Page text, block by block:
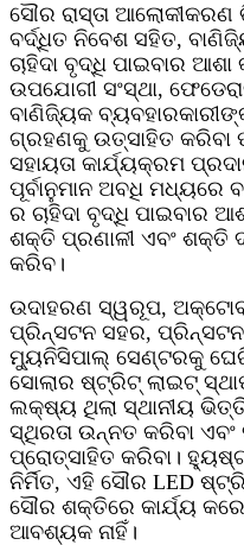
ସୌର ରାସ୍ତା
ବର୍ଦ୍ଧିତ ନିବେଶ ସହିତ,
ଚାହିଦା ବୃଦ୍ଧି ପାଇବାର
ଉପଯୋଗୀ ସଂସ୍ଥା,
ବାଣିଜ୍ୟିକ
ଗ୍ରହଣକୁ ଉତ୍ସାହିତ କରିବା
ସହାୟତା କାର୍ଯ୍ୟକ୍ରମ
ପୂର୍ବାନୁମାନ ଅବଧି ମଧ୍ୟରେ
ର ଚାହିଦା ବୃଦ୍ଧି ପାଇବାର
ଶକ୍ତି ପ୍ରଣାଳୀ ଏବଂ ଶକ୍ତି
କରିବ।
ଉଦାହରଣ ସ୍ୱରୂପ,
ପ୍ରିନ୍ସଟନ ସହର, ପ୍ରିନ୍ସଟନ
ମ୍ୟୁନିସିପାଲ୍ ସେଣ୍ଟରକୁ
ସୋଲାର ଷ୍ଟ୍ରିଟ୍ ଲାଇଟ୍
ଲକ୍ଷ୍ୟ ଥିଲା ସ୍ଥାନୀୟ
ସ୍ଥିରତା ଉନ୍ନତ କରିବା
ପ୍ରୋତ୍ସାହିତ କରିବା।
ନିର୍ମିତ, ଏହି ସୌର LED
ସୌର ଶକ୍ତିରେ କାର୍ଯ୍ୟ
ଆବଶ୍ୟକ ନାହିଁ।